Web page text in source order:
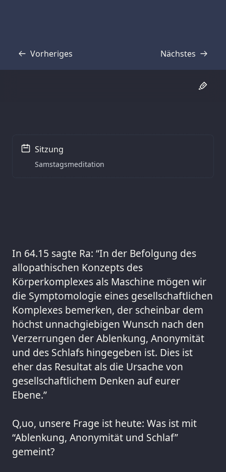
Vorheriges
Transkript Nächstes
Transkript
In 64.15 sagte Ra: “In der Befolgung des
allopathischen Konzepts des
Körperkomplexes als Maschine mögen wir
die Symptomologie eines gesellschaftlichen
Komplexes bemerken, der scheinbar dem
höchst unnachgiebigen Wunsch nach den
Verzerrungen der Ablenkung, Anonymität
und des Schlafs hingegeben ist. Dies ist
eher das Resultat als die Ursache von
gesellschaftlichem Denken auf eurer
Ebene.”
Q,uo, unsere Frage ist heute: Was ist mit
“Ablenkung, Anonymität und Schlaf”
gemeint?
Sitzung
Samstagsmeditation